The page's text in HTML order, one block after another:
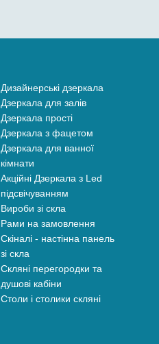
Дизайнерські дзеркала
Дзеркала для залів
Дзеркала прості
Дзеркала з фацетом
Дзеркала для ванної
кімнати
Акційні Дзеркала з Led
підсвічуванням
Вироби зі скла
Рами на замовлення
Скіналі - настінна панель
зі скла
Скляні перегородки та
душові кабіни
Столи і столики скляні